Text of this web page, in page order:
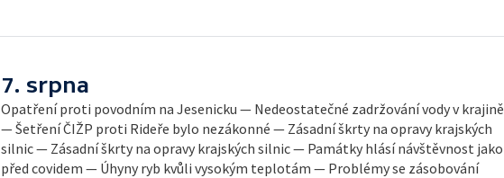
7. srpna
Opatření proti povodním na Jesenicku — Nedeostatečné zadržování vody v krajině
— Šetření ČIŽP proti Rideře bylo nezákonné — Zásadní škrty na opravy krajských
silnic — Zásadní škrty na opravy krajských silnic — Památky hlásí návštěvnost jako
před covidem — Úhyny ryb kvůli vysokým teplotám — Problémy se zásobování